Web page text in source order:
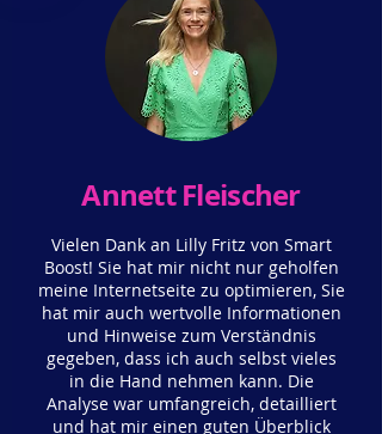
Annett Fleischer
Vielen Dank an Lilly Fritz von Smart
Boost! Sie hat mir nicht nur geholfen
meine Internetseite zu optimieren, Sie
hat mir auch wertvolle Informationen
und Hinweise zum Verständnis
gegeben, dass ich auch selbst vieles
in die Hand nehmen kann. Die
Analyse war umfangreich, detailliert
und hat mir einen guten Überblick